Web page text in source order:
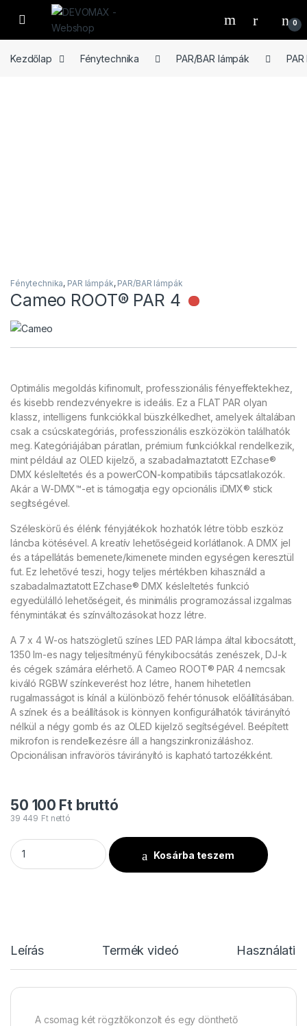
Ugrás a navigációhoz
Ugrás a tartalomhoz
Open 0
Kezdőlap Fénytechnika PAR/BAR lámpák
Fénytechnika, PAR lámpák, PAR/BAR lámpák
Cameo ROOT® PAR 4 Nincs
Optimális megoldás kifinomult, professzionális fényeffektekhez,
és kisebb rendezvényekre is ideális. Ez a FLAT PAR olyan
klassz, intelligens funkciókkal büszkélkedhet, amelyek általában
csak a csúcskategóriás, professzionális eszközökön találhatók
meg. Kategóriájában páratlan, prémium funkciókkal rendelkezik,
mint például az OLED kijelző, a szabadalmaztatott EZchase®
DMX késleltetés és a powerCON-kompatibilis tápcsatlakozók.
Akár a W-DMX™-et is támogatja egy opcionális iDMX® stick
segítségével.
Széleskörű és élénk fényjátékok hozhatók létre több eszköz
láncba kötésével. A kreatív lehetőségeid korlátlanok. A DMX jel
és a tápellátás bemenete/kimenete minden egységen keresztül
fut. Ez lehetővé teszi, hogy teljes mértékben kihasználd a
szabadalmaztatott EZchase® DMX késleltetés funkció
egyedülálló lehetőségeit, és minimális programozással izgalmas
fénymintákat és színváltozásokat hozz létre.
A 7 x 4 W-os hatszögletű színes LED PAR lámpa által kibocsátott,
1350 lm-es nagy teljesítményű fénykibocsátás zenészek, DJ-k
és cégek számára elérhető. A Cameo ROOT® PAR 4 nemcsak
kiváló RGBW színkeverést hoz létre, hanem hihetetlen
rugalmasságot is kínál a különböző fehér tónusok előállításában.
A színek és a beállítások is könnyen konfigurálhatók távirányító
nélkül a négy gomb és az OLED kijelző segítségével. Beépített
mikrofon is rendelkezésre áll a hangszinkronizáláshoz.
Opcionálisan infravörös távirányító is kapható tartozékként.
50 100 Ftbruttó
39 449 Ftnettó
Cameo ROOT® PAR 4 mennyiség
Kosárba teszem
Leírás Termék videó Használati
A csomag két rögzítőkonzolt és egy dönthető